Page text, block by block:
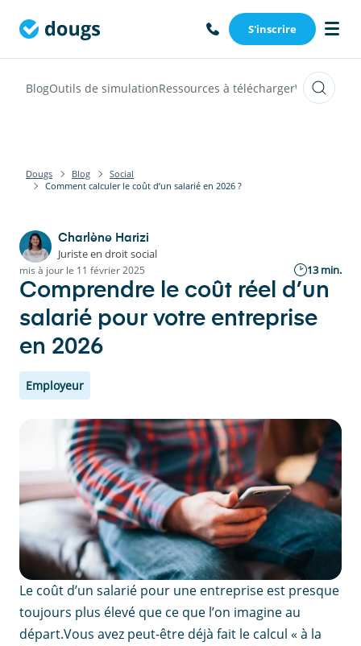
S'inscrire
BlogOutils de simulationRessources à téléchargerWebinars
Dougs Blog
Social
Comment calculer le coût d’un salarié en 2026 ?
Charlène Harizi
Juriste en droit social
mis à jour le 11 février 2025 13 min.
Comprendre le coût réel d’un
salarié pour votre entreprise
en 2026
Employeur
Le coût d’un salarié pour une entreprise est presque
toujours plus élevé que ce que l’on imagine au
départ.Vous avez peut-être déjà fait le calcul « à la